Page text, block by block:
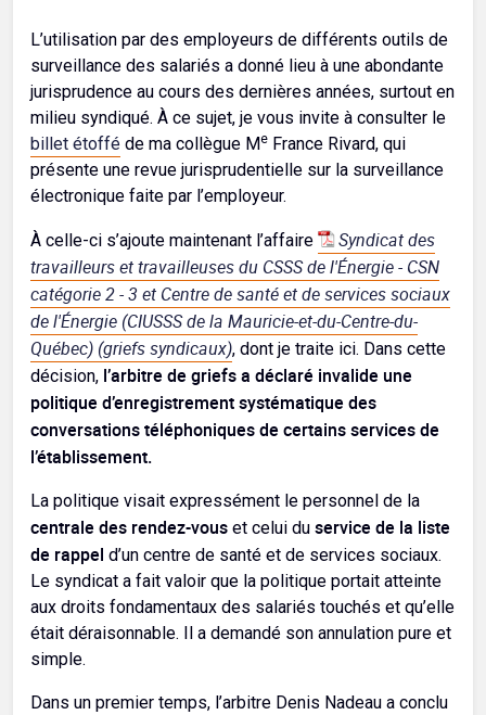
L’utilisation par des employeurs de différents outils de
surveillance des salariés a donné lieu à une abondante
jurisprudence au cours des dernières années, surtout en
milieu syndiqué. À ce sujet, je vous invite à consulter le
billet étoffé de ma collègue Me France Rivard, qui
présente une revue jurisprudentielle sur la surveillance
électronique faite par l’employeur.
À celle-ci s’ajoute maintenant l’affaire
Syndicat des
travailleurs et travailleuses du CSSS de l'Énergie - CSN
catégorie 2 - 3 et Centre de santé et de services sociaux
de l'Énergie (CIUSSS de la Mauricie-et-du-Centre-du-
Québec) (griefs syndicaux), dont je traite ici. Dans cette
décision, l’arbitre de griefs a déclaré invalide une
politique d’enregistrement systématique des
conversations téléphoniques de certains services de
l’établissement.
La politique visait expressément le personnel de la
centrale des rendez-vous et celui du service de la liste
de rappel d’un centre de santé et de services sociaux.
Le syndicat a fait valoir que la politique portait atteinte
aux droits fondamentaux des salariés touchés et qu’elle
était déraisonnable. Il a demandé son annulation pure et
simple.
Dans un premier temps, l’arbitre Denis Nadeau a conclu